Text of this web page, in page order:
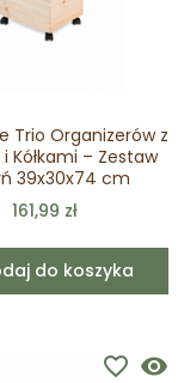
Trio Organizerów z
Kółkami – Zestaw
39x30x74 cm
161,99 zł
do koszyka
visibility
favorite_border